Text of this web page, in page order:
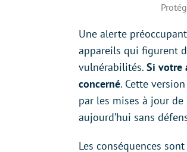
Une alerte
appareils qui figurent
vulnérabilités. Si votre
concerné. Cette
par les mises à jour
aujourd’hui sans
Les conséquences